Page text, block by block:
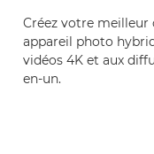
Créez votre
appareil photo
vidéos 4K et aux
en-un.